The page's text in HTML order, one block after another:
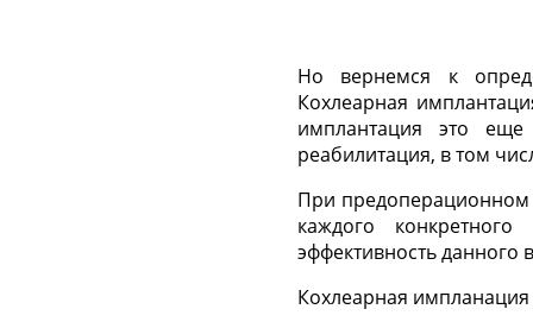
Но вернемся к
Кохлеарная
имплантация это
реабилитация, в том
При предоперационном
каждого
эффективность данного
Кохлеарная импланация